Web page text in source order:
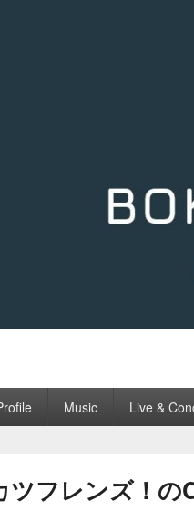
Music Live &
ツフレンズ！